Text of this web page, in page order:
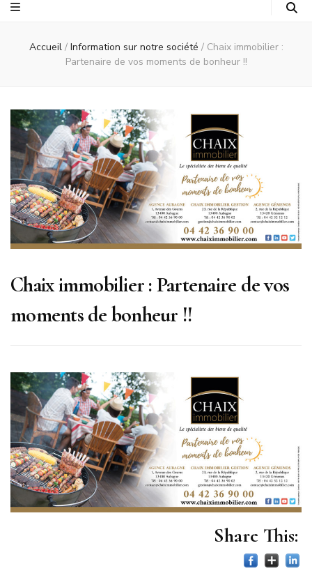
Accueil / Information sur notre société / Chaix immobilier :
Partenaire de vos moments de bonheur !!
Chaix immobilier : Partenaire de vos
moments de bonheur !!
Share This: